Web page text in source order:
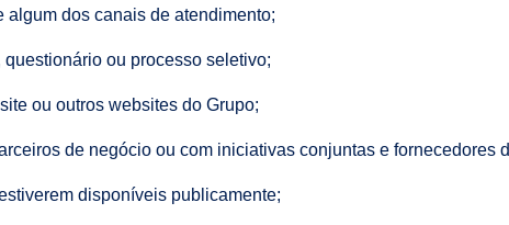
dos canais de atendimento;
ou processo seletivo;
ou outros websites do Grupo;
de negócio ou com iniciativas conjuntas e fornecedores
disponíveis publicamente;